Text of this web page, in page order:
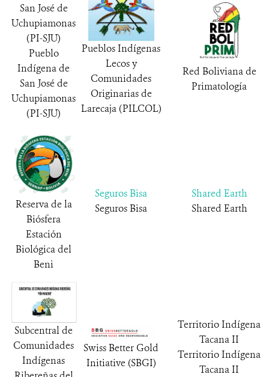
San José de
Uchupiamonas
(PI-SJU)
Pueblo
Indígena de
San José de
Uchupiamonas
(PI-SJU)
Pueblos Indígenas
Lecos y
Comunidades
Originarias de
Larecaja (PILCOL)
Red Boliviana de
Primatología
Reserva de la
Biósfera
Estación
Biológica del
Beni
Seguros Bisa
Seguros Bisa
Shared Earth
Shared Earth
Subcentral de
Comunidades
Indígenas
Swiss Better Gold
Initiative (SBGI)
Territorio Indígena
Tacana II
Territorio Indígena
Tacana II